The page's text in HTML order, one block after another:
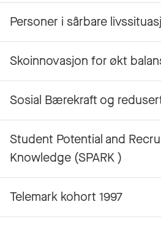
Personer i sårbare
Skoinnovasjon for økt
Sosial Bærekraft og
Student Potential and
Knowledge (SPARK )
Telemark kohort 1997